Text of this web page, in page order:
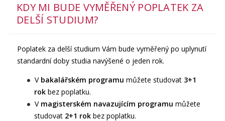
KDY MI BUDE VYMĚŘENÝ POPLATEK ZA
DELŠÍ STUDIUM?
Poplatek za delší studium Vám bude vyměřený po uplynutí
standardní doby studia navýšené o jeden rok.
V bakalářském programu můžete studovat 3+1
rok bez poplatku.
V magisterském navazujícím programu můžete
studovat 2+1 rok bez poplatku.